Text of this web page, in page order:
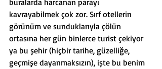
buralarda harcanan parayı
kavrayabilmek çok zor. Sırf otellerin
görünüm ve sunduklarıyla çölün
ortasına her gün binlerce turist çekiyor
ya bu şehir (hiçbir tarihe, güzelliğe,
geçmişe dayanmaksızın), işte bu benim